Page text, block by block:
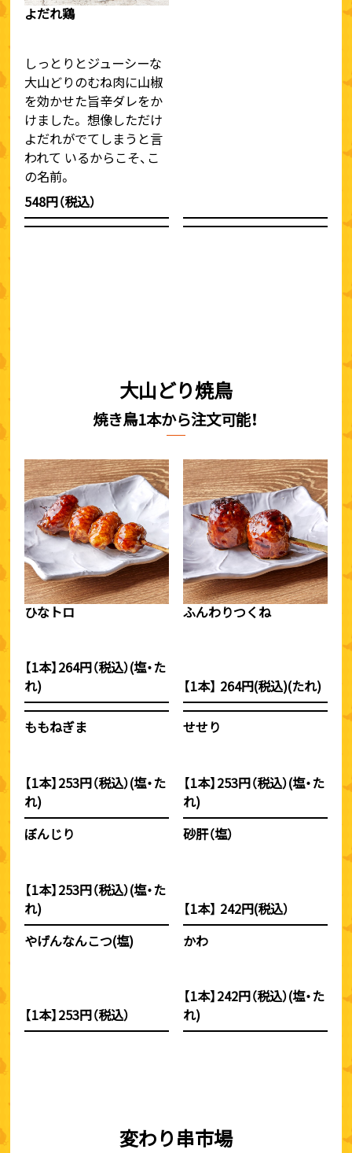
よだれ鶏
しっとりとジューシーな
大山どりのむね肉に山椒
を効かせた旨辛ダレをか
けました。 想像しただけ
よだれがでてしまうと言
われて いるからこそ、こ
の名前。
548円（税込）
大山どり焼鳥
焼き鳥1本から注文可能！
ひなトロ
【1本】264円（税込）(塩・た
れ)
ふんわりつくね
【1本】 264円(税込)(たれ)
ももねぎま
【1本】253円（税込）(塩・た
れ)
せせり
【1本】253円（税込）(塩・た
れ)
ぼんじり
【1本】253円（税込）(塩・た
れ)
砂肝（塩）
【1本】 242円(税込）
やげんなんこつ(塩)
【1本】253円（税込）
かわ
【1本】242円（税込）(塩・た
れ)
変わり串市場